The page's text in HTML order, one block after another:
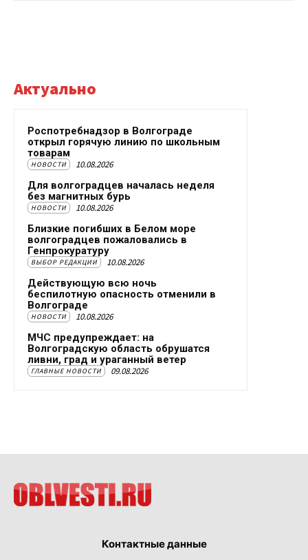
Актуально
Роспотребнадзор в Волгограде
открыл горячую линию по школьным
товарам
НОВОСТИ 10.08.2026
Для волгоградцев началась неделя
без магнитных бурь
НОВОСТИ 10.08.2026
Близкие погибших в Белом море
волгоградцев пожаловались в
Генпрокуратуру
ВЫБОР РЕДАКЦИИ 10.08.2026
Действующую всю ночь
беспилотную опасность отменили в
Волгограде
НОВОСТИ 10.08.2026
МЧС предупреждает: на
Волгоградскую область обрушатся
ливни, град и ураганный ветер
ГЛАВНЫЕ НОВОСТИ 09.08.2026
Контактные данные